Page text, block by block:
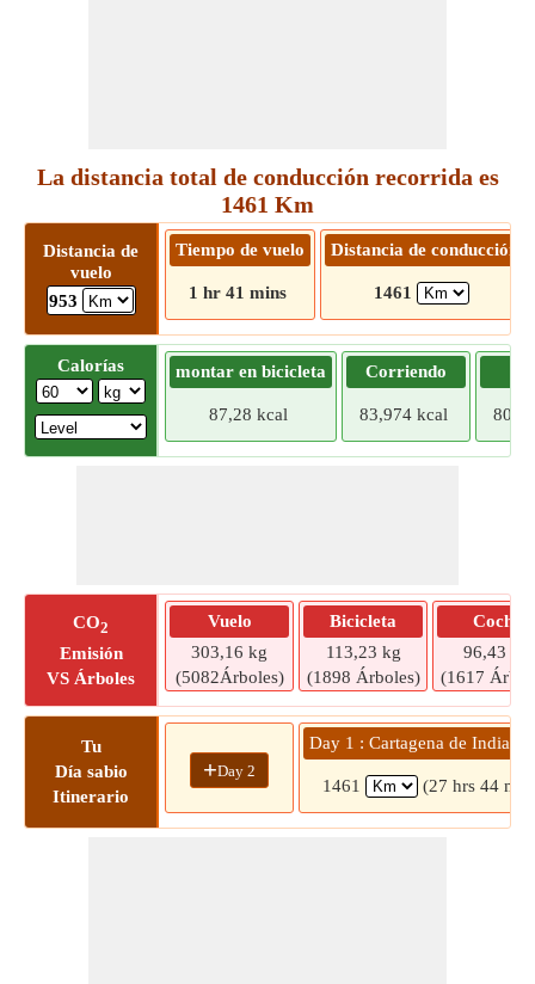
La distancia total de conducción recorrida es
1461 Km
Distancia de
vuelo
953
Tiempo de vuelo
1 hr 41 mins
Distancia de conducción
1461
Calorías montar en bicicleta
87,28 kcal
Corriendo
83,974 kcal
CO2
Emisión
VS Árboles
Vuelo
303,16 kg
(5082Árboles)
Bicicleta
113,23 kg
(1898 Árboles)
Coche
96,43 kg
(1617
Tu
Día sabio
Itinerario
+Day 2
Day 1 : Cartagena de Indias
1461 (27 hrs 44